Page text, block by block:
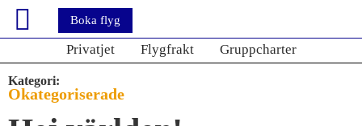
Boka flyg
Privatjet Flygfrakt Gruppcharter
Kategori:
Okategoriserade